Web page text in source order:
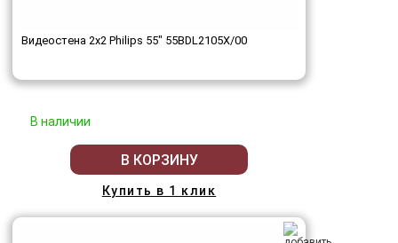
Видеостена 2x2 Philips 55" 55BDL2105X/00
В наличии
В КОРЗИНУ
Купить в 1 клик